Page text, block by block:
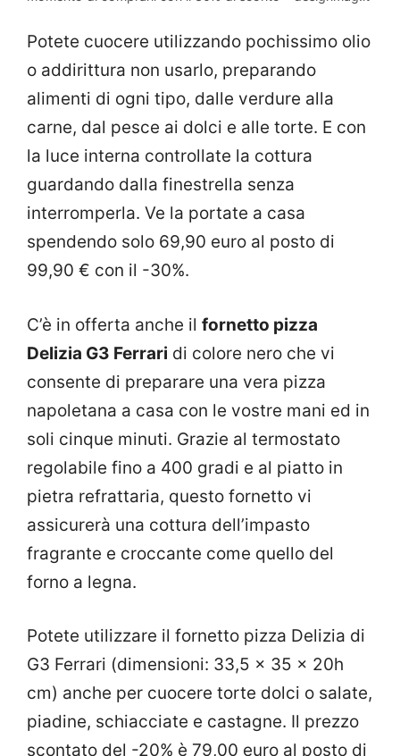
Potete cuocere utilizzando pochissimo olio
o addirittura non usarlo, preparando
alimenti di ogni tipo, dalle verdure alla
carne, dal pesce ai dolci e alle torte. E con
la luce interna controllate la cottura
guardando dalla finestrella senza
interromperla. Ve la portate a casa
spendendo solo 69,90 euro al posto di
99,90 € con il -30%.
C’è in offerta anche il fornetto pizza
Delizia G3 Ferrari di colore nero che vi
consente di preparare una vera pizza
napoletana a casa con le vostre mani ed in
soli cinque minuti. Grazie al termostato
regolabile fino a 400 gradi e al piatto in
pietra refrattaria, questo fornetto vi
assicurerà una cottura dell’impasto
fragrante e croccante come quello del
forno a legna.
Potete utilizzare il fornetto pizza Delizia di
G3 Ferrari (dimensioni: 33,5 x 35 x 20h
cm) anche per cuocere torte dolci o salate,
piadine, schiacciate e castagne. Il prezzo
scontato del -20% è 79,00 euro al posto di